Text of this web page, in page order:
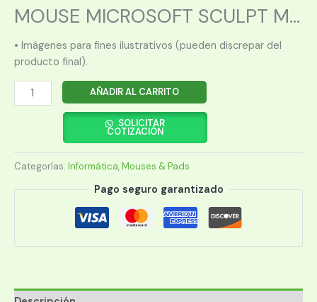
MOUSE MICROSOFT SCULPT M...
• Imágenes para fines ilustrativos (pueden discrepar del
producto final).
MOUSE
MICROSOFT
43U-
00001
AÑADIR AL CARRITO
SOLICITAR
COTIZACIÓN
Categorías: Informática,Mouses & Pads
Pago seguro garantizado